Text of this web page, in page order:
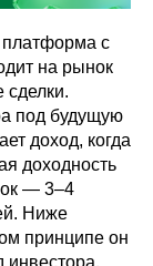
с
на рынок
сделки.
под будущую
доход, когда
доходность
— 3–4
Ниже
принципе он
инвестора.